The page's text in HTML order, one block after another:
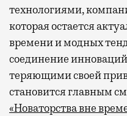
технологиями,
которая остается
времени и модных
соединение
теряющими своей
становится главным
«Новаторства вне